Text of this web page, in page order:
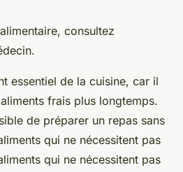
consultez
essentiel de la cuisine, car il
frais plus longtemps.
de préparer un repas sans
qui ne nécessitent pas
qui ne nécessitent pas